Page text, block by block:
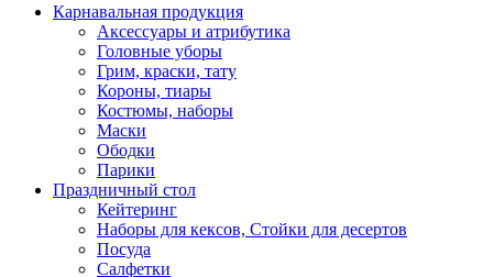
Карнавальная продукция
Аксессуары и атрибутика
Головные уборы
Грим, краски, тату
Короны, тиары
Костюмы, наборы
Маски
Ободки
Парики
Праздничный стол
Кейтеринг
Наборы для кексов, Стойки для десертов
Посуда
Салфетки